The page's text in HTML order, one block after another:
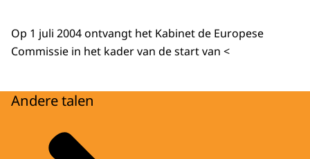
Op 1 juli 2004 ontvangt het Kabinet de Europese
Commissie in het kader van de start van <
Andere talen